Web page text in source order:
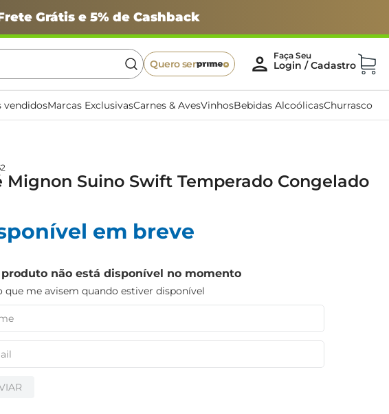
Grátis e 5% de Cashback
Quero ser
vendidosMarcas ExclusivasCarnes & AvesVinhosBebidas AlcoólicasChurrasco
Mignon Suino Swift Temperado Congelado
em breve
produto não está disponível no momento
que me avisem quando estiver disponível